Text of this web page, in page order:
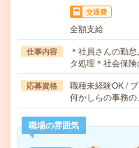
交通費
全額支給
仕事内容
＊社員さんの勤
タ処理＊社会保
応募資格
職種未経験OK /
何かしらの事務
職場の雰囲気